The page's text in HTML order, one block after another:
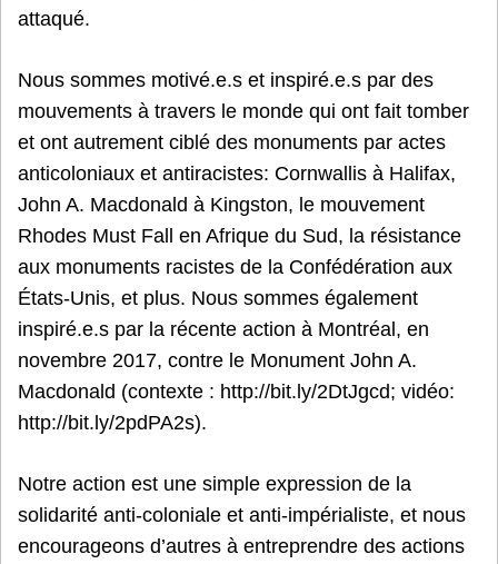
attaqué.
Nous sommes motivé.e.s et inspiré.e.s par des
mouvements à travers le monde qui ont fait tomber
et ont autrement ciblé des monuments par actes
anticoloniaux et antiracistes: Cornwallis à Halifax,
John A. Macdonald à Kingston, le mouvement
Rhodes Must Fall en Afrique du Sud, la résistance
aux monuments racistes de la Confédération aux
États-Unis, et plus. Nous sommes également
inspiré.e.s par la récente action à Montréal, en
novembre 2017, contre le Monument John A.
Macdonald (contexte : http://bit.ly/2DtJgcd; vidéo:
http://bit.ly/2pdPA2s).
Notre action est une simple expression de la
solidarité anti-coloniale et anti-impérialiste, et nous
encourageons d’autres à entreprendre des actions